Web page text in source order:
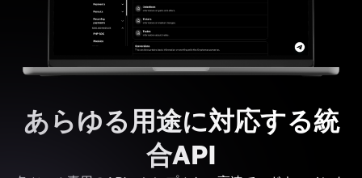
あらゆる用途に対応する統
合API